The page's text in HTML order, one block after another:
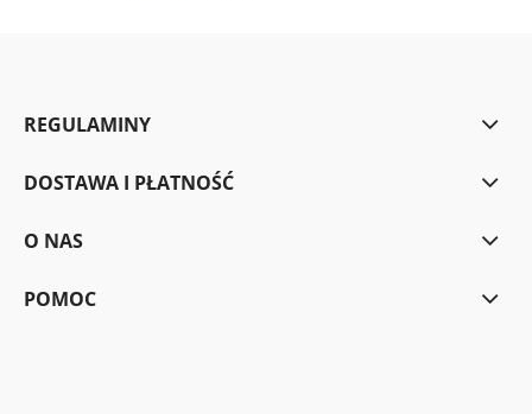
REGULAMINY
DOSTAWA I PŁATNOŚĆ
O NAS
POMOC